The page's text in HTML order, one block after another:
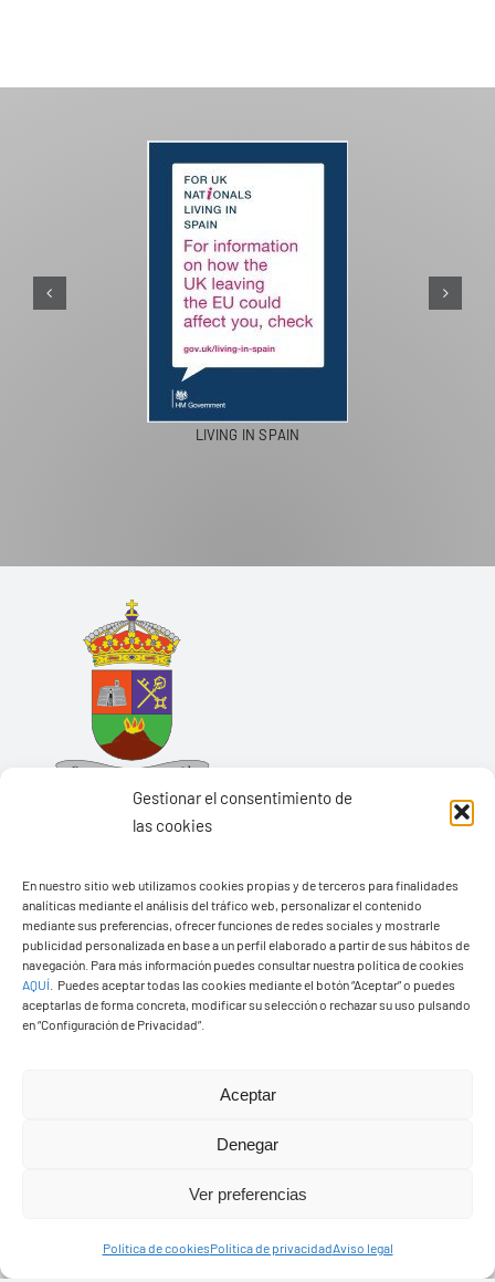
Gestionar el consentimiento de
las cookies
En nuestro sitio web utilizamos cookies propias y de terceros para finalidades
analíticas mediante el análisis del tráfico web, personalizar el contenido
mediante sus preferencias, ofrecer funciones de redes sociales y mostrarle
publicidad personalizada en base a un perfil elaborado a partir de sus hábitos de
navegación. Para más información puedes consultar nuestra política de cookies
AQUÍ
Puedes aceptar todas las cookies mediante el botón “Aceptar” o puedes
aceptarlas de forma concreta, modificar su selección o rechazar su uso pulsando
en “Configuración de Privacidad”.
Aceptar
Denegar
Ver preferencias
Política de cookiesPolítica de privacidadAviso legal
LIVING IN SPAIN
Ayuntamiento de Yaiza
Pza. de Los Remedios, 1
35570 – Yaiza
Tel:928 83 62 20
© Copyright2026 Ayuntamiento de Yaiza - Todos los